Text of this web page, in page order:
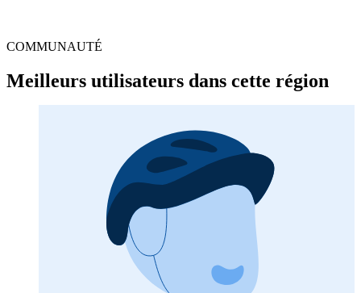
COMMUNAUTÉ
Meilleurs utilisateurs dans cette région